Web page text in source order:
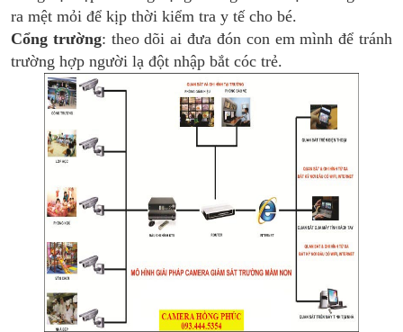
ra mệt mỏi để kịp thời kiểm tra y tế cho bé.
Cổng trường: theo dõi ai đưa đón con em mình để tránh
trường hợp người lạ đột nhập bắt cóc trẻ.